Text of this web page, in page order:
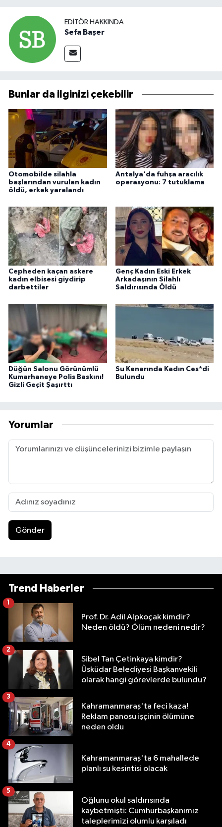
EDITÖR HAKKINDA
Sefa Başer
Bunlar da ilginizi çekebilir
Otomobilde silahla
başlarından vurulan kadın
öldü, erkek yaralandı
Antalya'da fuhşa aracılık
operasyonu: 7 tutuklama
Cepheden kaçan askere
kadın elbisesi giydirip
darbettiler
Genç Kadın Eski Erkek
Arkadaşının Silahlı
Saldırısında Öldü
Düğün Salonu Görünümlü
Kumarhaneye Polis Baskını!
Gizli Geçit Şaşırttı
Su Kenarında Kadın Ces*di
Bulundu
Yorumlar
Gönder
Trend Haberler
Prof. Dr. Adil Alpkoçak kimdir?
Neden öldü? Ölüm nedeni nedir?
1
Sibel Tan Çetinkaya kimdir?
Üsküdar Belediyesi Başkanvekili
olarak hangi görevlerde bulundu?
2
Kahramanmaraş'ta feci kaza!
Reklam panosu işçinin ölümüne
neden oldu
3
Kahramanmaraş'ta 6 mahallede
planlı su kesintisi olacak
4
Oğlunu okul saldırısında
kaybetmişti: Cumhurbaşkanımız
taleplerimizi olumlu karşıladı
5